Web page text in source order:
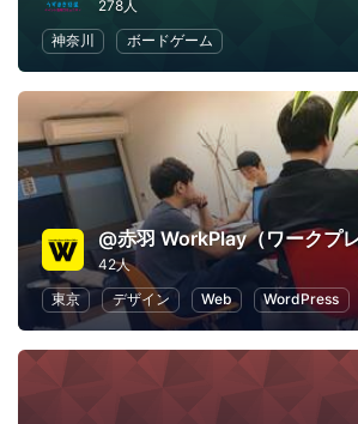
278人
神奈川
ボードゲーム
42人
東京
デザイン Web WordPress